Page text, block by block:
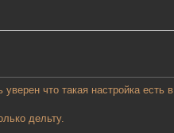
что такая настройка есть
дельту.